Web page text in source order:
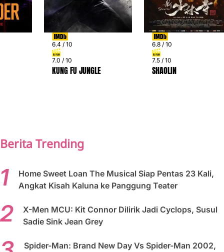
6.4 / 10
7.0 / 10
KUNG FU JUNGLE
6.8 / 10
7.5 / 10
SHAOLIN
Berita Trending
Home Sweet Loan The Musical Siap Pentas 23 Kali,
Angkat Kisah Kaluna ke Panggung Teater
X-Men MCU: Kit Connor Dilirik Jadi Cyclops, Susul
Sadie Sink Jean Grey
Spider-Man: Brand New Day Vs Spider-Man 2002,